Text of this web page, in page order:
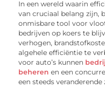
In een wereld waarin
van cruciaal belang zijn,
onmisbare tool voor
bedrijven op koers te
verhogen,
algehele efficiëntie te
voor auto’s kunnen
beheren en een
een steeds